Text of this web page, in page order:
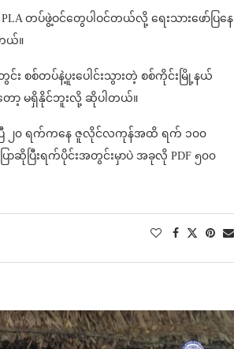
တပ်ဖွဲ့ဝင်တွေပါဝင်တယ်လို့ ရေးသားဖော်ပြနေ
ယ်။
စစ်တပ်နဲ့ပူးပေါင်းသွားတဲ့ စစ်ကိုင်းမြို့နယ်
ော့ မရှိနိုင်ဘူးလို့ ဆိုပါတယ်။
ပြီ ၂၀ ရက်ကနေ ဇူလိုင်လကုန်အထိ ရက် ၁၀၀
ဆိုပြီးရက်ပိုင်းအတွင်းမှာပဲ အခုလို PDF ၅၀၀